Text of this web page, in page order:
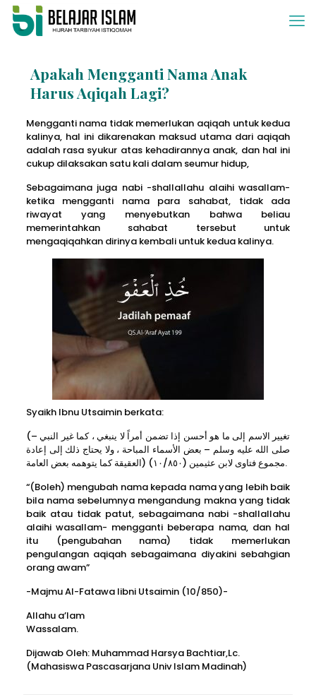
Apakah Mengganti Nama Anak
Harus Aqiqah Lagi?
Mengganti nama tidak memerlukan aqiqah untuk kedua
kalinya, hal ini dikarenakan maksud utama dari aqiqah
adalah rasa syukur atas kehadirannya anak, dan hal ini
cukup dilaksakan satu kali dalam seumur hidup,
Sebagaimana juga nabi -shallallahu alaihi wasallam-
ketika mengganti nama para sahabat, tidak ada
riwayat yang menyebutkan bahwa beliau
memerintahkan sahabat tersebut untuk
mengaqiqahkan dirinya kembali untuk kedua kalinya.
Syaikh Ibnu Utsaimin berkata:
(تغيير الاسم إلى ما هو أحسن إذا تضمن أمراً لا ينبغي ، كما غير النبي –
صلى الله عليه وسلم – بعض الأسماء المباحة ، ولا يحتاج ذلك إلى إعادة
العقيقة كما يتوهمه بعض العامة) مجموع فتاوى لابن عثيمين (١٠/٨٥٠).
“(Boleh) mengubah nama kepada nama yang lebih baik
bila nama sebelumnya mengandung makna yang tidak
baik atau tidak patut, sebagaimana nabi -shallallahu
alaihi wasallam- mengganti beberapa nama, dan hal
itu (pengubahan nama) tidak memerlukan
pengulangan aqiqah sebagaimana diyakini sebahgian
orang awam”
-Majmu Al-Fatawa libni Utsaimin (10/850)-
Allahu a’lam
Wassalam.
Dijawab Oleh: Muhammad Harsya Bachtiar,Lc.
(Mahasiswa Pascasarjana Univ Islam Madinah)